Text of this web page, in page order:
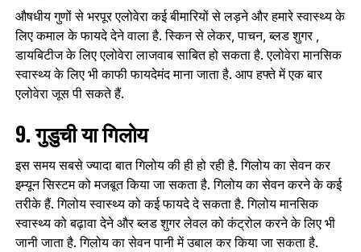
औषधीय गुणों से भरपूर एलोवेरा कई बीमारियों से लड़ने और हमारे स्वास्थ्य के
लिए कमाल के फायदे देने वाला है. स्किन से लेकर, पाचन, ब्लड शुगर ,
डायबिटीज के लिए एलोवेरा लाजवाब साबित हो सकता है. एलोवेरा मानसिक
स्वास्थ्य के लिए भी काफी फायदेमंद माना जाता है. आप हफ्ते में एक बार
एलोवेरा जूस पी सकते हैं.
9. गुडुची या गिलोय
इस समय सबसे ज्यादा बात गिलोय की ही हो रही है. गिलोय का सेवन कर
इम्यून सिस्टम को मजबूत किया जा सकता है. गिलोय का सेवन करने के कई
तरीके हैं. गिलोय स्वास्थ्य को कई फायदे दे सकता है. गिलोय मानसिक
स्वास्थ्य को बढ़ावा देने और ब्लड शुगर लेवल को कंट्रोल करने के लिए भी
जानी जाता है. गिलोय का सेवन पानी में उबाल कर किया जा सकता है.